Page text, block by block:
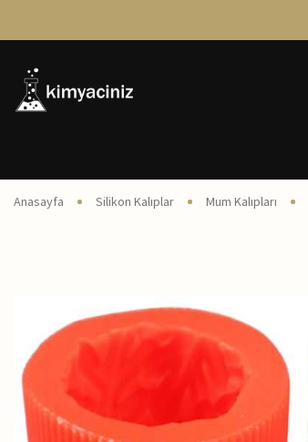
Anasayfa Silikon Kalıplar Mum Kalıpları